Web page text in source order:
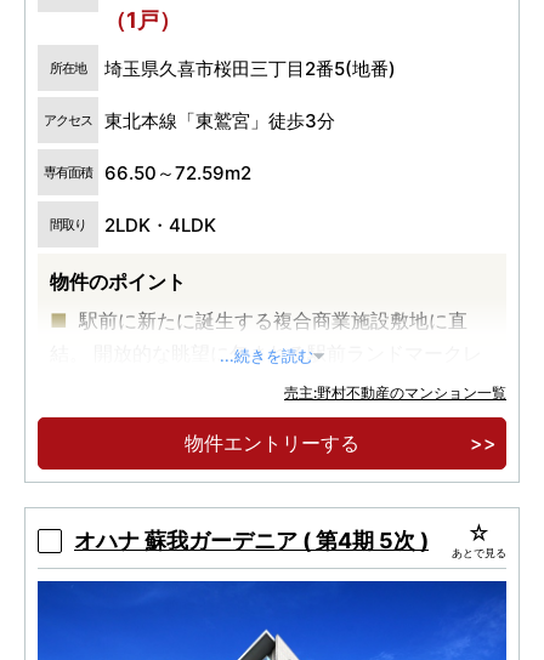
（1戸）
所在地 埼玉県久喜市桜田三丁目2番5(地番)
アクセス 東北本線「東鷲宮」徒歩3分
専有面積 66.50～72.59m2
間取り 2LDK・4LDK
物件のポイント
駅前に新たに誕生する複合商業施設敷地に直
結。 開放的な眺望に包まれる駅前ランドマークレ
...続きを読む
売主:野村不動産のマンション一覧
物件エントリーする
オハナ 蘇我ガーデニア ( 第4期 5次 ) あとで見る